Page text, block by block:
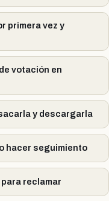
primera vez y
votación en
y descargarla
hacer seguimiento
reclamar